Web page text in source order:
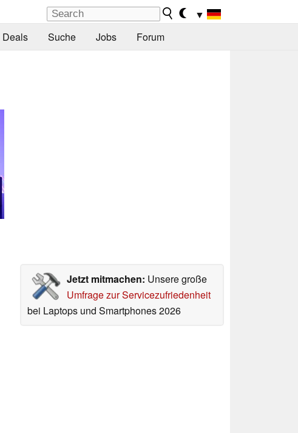
▼
Deals Suche Jobs Forum
Jetzt mitmachen: Unsere große
Umfrage zur Servicezufriedenheit
bei Laptops und Smartphones 2026